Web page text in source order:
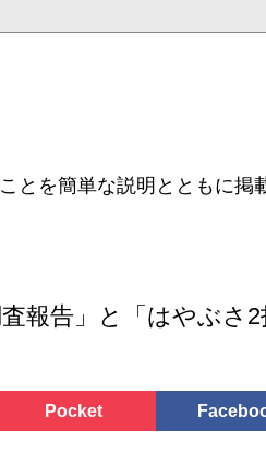
を簡単な説明とともに掲
報告」と「はやぶさ
Pocket